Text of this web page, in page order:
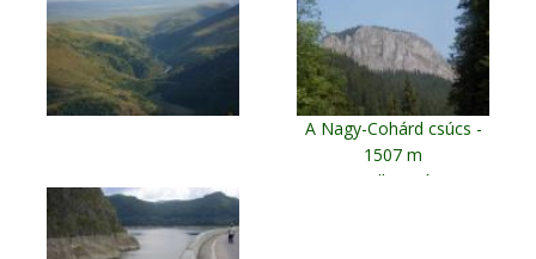
A Nagy-Cohárd csúcs -
1507 m
Gyilkos-tó